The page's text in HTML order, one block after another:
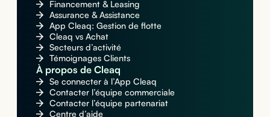
Financement & Leasing
Assurance & Assistance
App Cleaq: Gestion de flotte
Cleaq vs Achat
Secteurs d’activité
Témoignages Clients
À propos de Cleaq
Se connecter à l’App Cleaq
Contacter l’équipe commerciale
Contacter l’équipe partenariat
Centre d’aide